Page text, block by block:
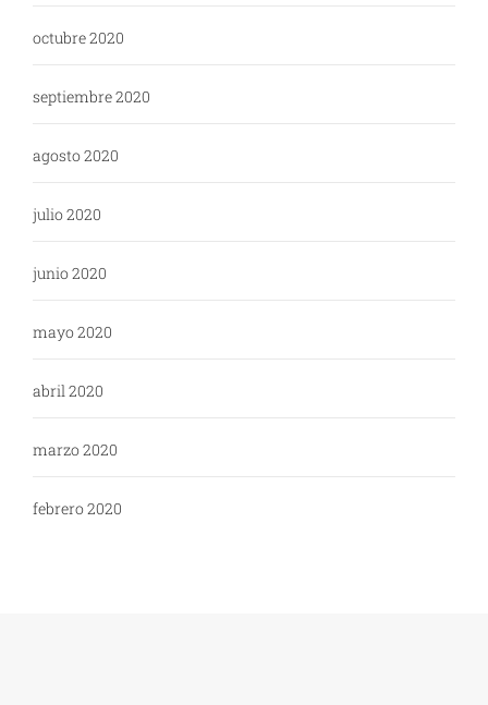
octubre 2020
septiembre 2020
agosto 2020
julio 2020
junio 2020
mayo 2020
abril 2020
marzo 2020
febrero 2020